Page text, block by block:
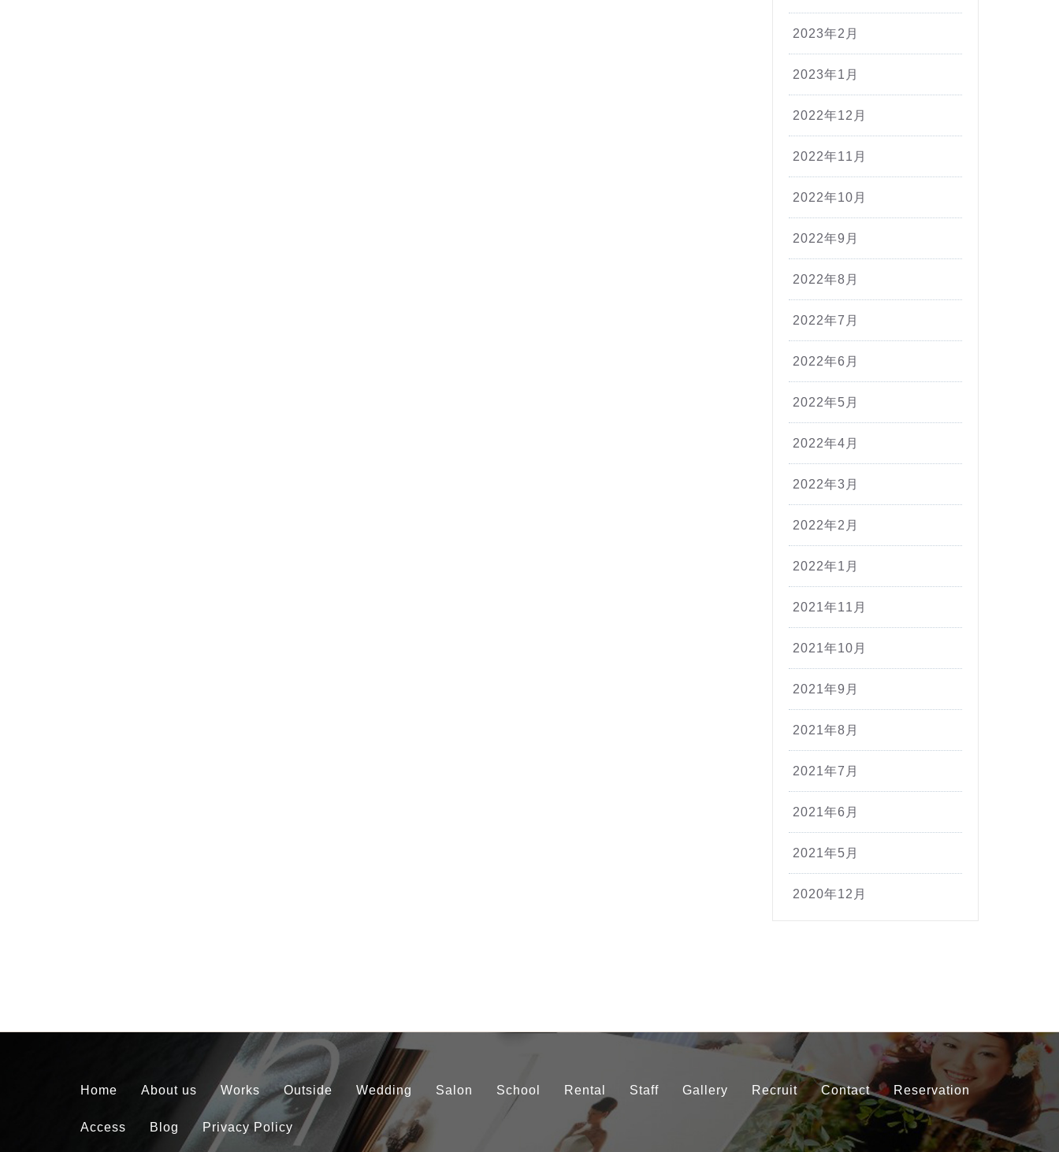
2023年2月
2023年1月
2022年12月
2022年11月
2022年10月
2022年9月
2022年8月
2022年7月
2022年6月
2022年5月
2022年4月
2022年3月
2022年2月
2022年1月
2021年11月
2021年10月
2021年9月
2021年8月
2021年7月
2021年6月
2021年5月
2020年12月
Home About us Works Outside Wedding Salon School Rental Staff Gallery Recruit Contact Reservation
Access Blog Privacy Policy